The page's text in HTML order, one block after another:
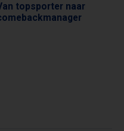
HANS VAN BREUKELEN
topsporter naar